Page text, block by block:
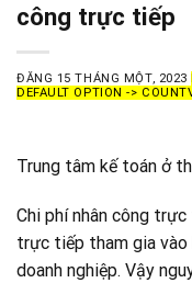
công trực tiếp
ĐĂNG 15 THÁNG MỘT, 2023
DEFAULT OPTION ->
Trung tâm kế toán ở
Chi phí nhân công
trực tiếp tham gia vào
doanh nghiệp. Vậy